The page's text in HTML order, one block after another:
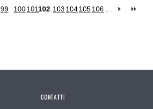
99 100101102 103 104105106
CONTATTI